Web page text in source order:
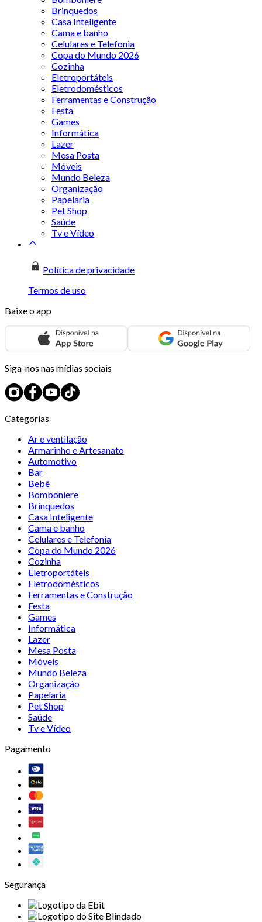
Brinquedos
Casa Inteligente
Cama e banho
Celulares e Telefonia
Copa do Mundo 2026
Cozinha
Eletroportáteis
Eletrodomésticos
Ferramentas e Construção
Festa
Games
Informática
Lazer
Mesa Posta
Móveis
Mundo Beleza
Organização
Papelaria
Pet Shop
Saúde
Tv e Vídeo
Política de privacidade
Termos de uso
Baixe o app
Siga-nos nas mídias sociais
Categorias
Ar e ventilação
Armarinho e Artesanato
Automotivo
Bar
Bebê
Bomboniere
Brinquedos
Casa Inteligente
Cama e banho
Celulares e Telefonia
Copa do Mundo 2026
Cozinha
Eletroportáteis
Eletrodomésticos
Ferramentas e Construção
Festa
Games
Informática
Lazer
Mesa Posta
Móveis
Mundo Beleza
Organização
Papelaria
Pet Shop
Saúde
Tv e Vídeo
Pagamento
Segurança